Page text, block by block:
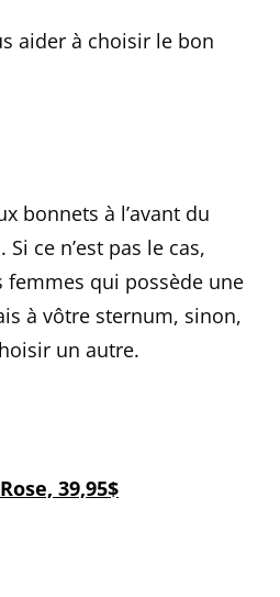
aider à choisir le bon
bonnets à l’avant du
ce n’est pas le cas,
femmes qui possède une
à vôtre sternum, sinon,
un autre.
39,95$